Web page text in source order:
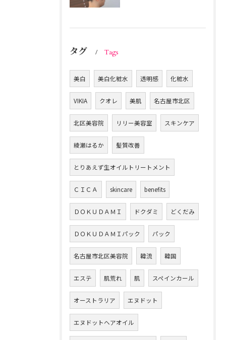
タグ Tags
美白 美白化粧水 透明感 化粧水
VIKIA クオレ 美肌 名古屋市北区
北区美容院 リリー美容室 スキンケア
綾瀬はるか 髪質改善
とりあえず生オイルトリートメント
ＣＩＣＡ skincare benefits
ＤＯＫＵＤＡＭＩ ドクダミ どくだみ
ＤＯＫＵＤＡＭＩパック パック
名古屋市北区美容院 韓流 韓国
エステ 肌荒れ 肌 スペインカール
オーストラリア エヌドット
エヌドットヘアオイル